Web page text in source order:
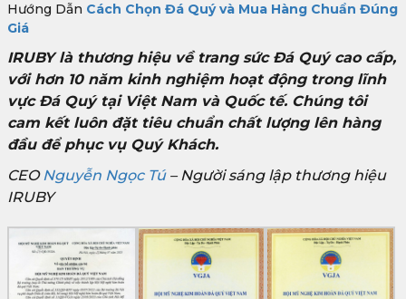
Hướng Dẫn Cách Chọn Đá Quý và Mua Hàng Chuẩn Đúng
Giá
IRUBY là thương hiệu về trang sức Đá Quý cao cấp,
với hơn 10 năm kinh nghiệm hoạt động trong lĩnh
vực Đá Quý tại Việt Nam và Quốc tế. Chúng tôi
cam kết luôn đặt tiêu chuẩn chất lượng lên hàng
đầu để phục vụ Quý Khách.
CEONguyễn Ngọc Tú– Người sáng lập thương hiệu
IRUBY